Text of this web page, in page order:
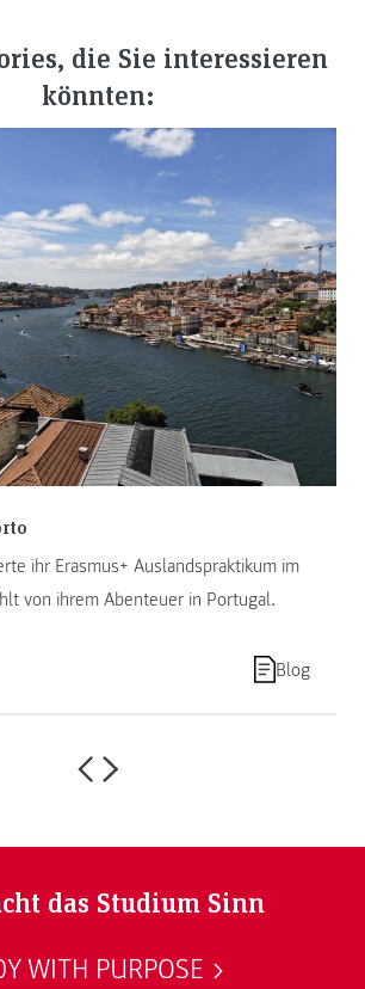
die Sie interessieren
könnten:
ihr Erasmus+ Auslandspraktikum im
von ihrem Abenteuer in Portugal.
Blog
das Studium Sinn
WITH PURPOSE